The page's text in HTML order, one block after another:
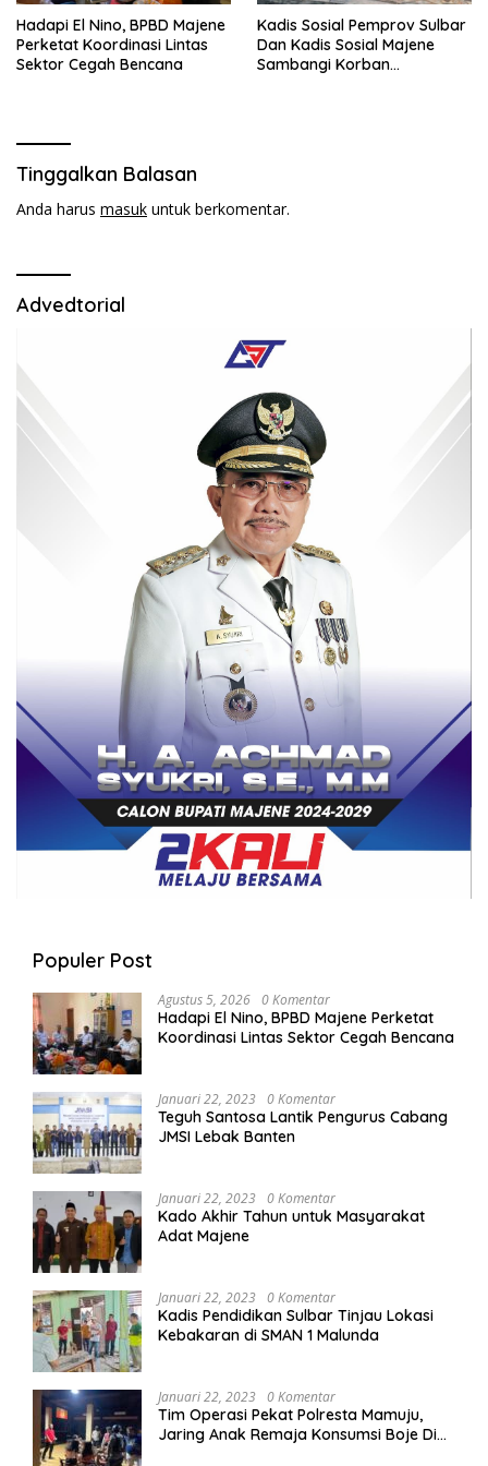
Hadapi El Nino, BPBD Majene
Perketat Koordinasi Lintas
Sektor Cegah Bencana
Kadis Sosial Pemprov Sulbar
Dan Kadis Sosial Majene
Sambangi Korban
Tinggalkan Balasan
Anda harus masuk untuk berkomentar.
Advedtorial
Populer Post
Agustus 5, 2026 0 Komentar
Hadapi El Nino, BPBD Majene Perketat
Koordinasi Lintas Sektor Cegah Bencana
Januari 22, 2023 0 Komentar
Teguh Santosa Lantik Pengurus Cabang
JMSI Lebak Banten
Januari 22, 2023 0 Komentar
Kado Akhir Tahun untuk Masyarakat
Adat Majene
Januari 22, 2023 0 Komentar
Kadis Pendidikan Sulbar Tinjau Lokasi
Kebakaran di SMAN 1 Malunda
Januari 22, 2023 0 Komentar
Tim Operasi Pekat Polresta Mamuju,
Jaring Anak Remaja Konsumsi Boje Di